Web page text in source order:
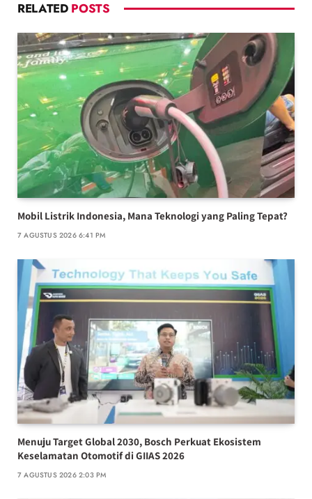
RELATED POSTS
Mobil Listrik Indonesia, Mana Teknologi yang Paling Tepat?
7 AGUSTUS 2026 6:41 PM
Menuju Target Global 2030, Bosch Perkuat Ekosistem
Keselamatan Otomotif di GIIAS 2026
7 AGUSTUS 2026 2:03 PM